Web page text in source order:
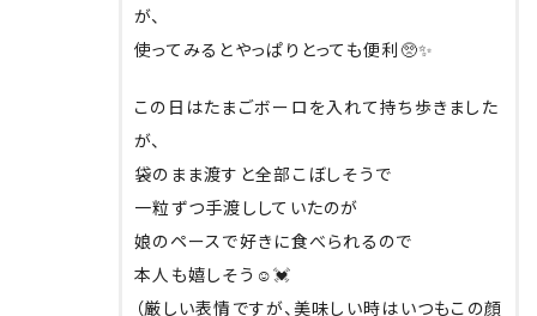
が、
使ってみるとやっぱりとっても便利🥺✨
この日はたまごボーロを入れて持ち歩きました
が、
袋のまま渡すと全部こぼしそうで
一粒ずつ手渡ししていたのが
娘のペースで好きに食べられるので
本人も嬉しそう☺️💓
（厳しい表情ですが、美味しい時はいつもこの顔